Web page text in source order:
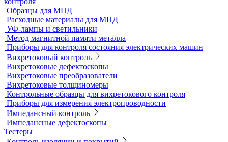
Контроль проникающими веществами
Образцы для ЦД
Пенетрант, проявитель, очиститель
Ультрафиолетовые лампы
Принадлежности для контроля проникающими веществами
Индукционные нагреватели
Нагреватели для монтажа подшипников
Магнитный контроль
Магнитопорошковые дефектоскопы и электромагниты
Магнитные толщиномеры покрытий
Магнитометры, коэрцитиметры и ферритометры
Автоматические линии и стенды магнитопорошкового
контроля
Образцы для МПД
Расходные материалы для МПД